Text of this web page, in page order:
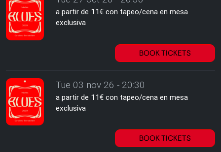
a partir de 11€ con tapeo/cena en mesa
exclusiva
BOOK TICKETS
Tue 03 nov 26 - 20:30
a partir de 11€ con tapeo/cena en mesa
exclusiva
BOOK TICKETS